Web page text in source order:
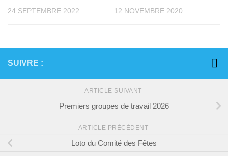
24 SEPTEMBRE 2022 12 NOVEMBRE 2020
SUIVRE :
ARTICLE SUIVANT
Premiers groupes de travail 2026
ARTICLE PRÉCÉDENT
Loto du Comité des Fêtes